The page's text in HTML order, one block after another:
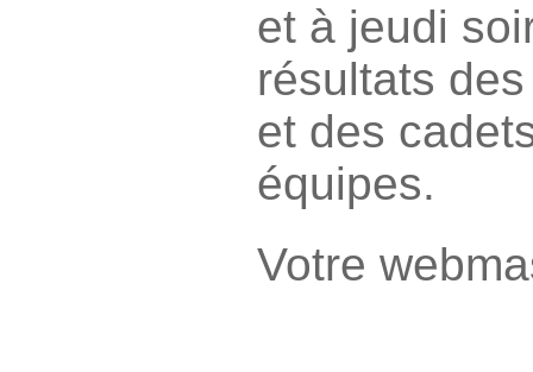
et à jeudi
résultats
et des
équipes.
Votre